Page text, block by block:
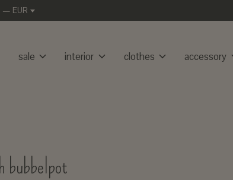
— EUR
sale interior clothes accessory
bubbelpot